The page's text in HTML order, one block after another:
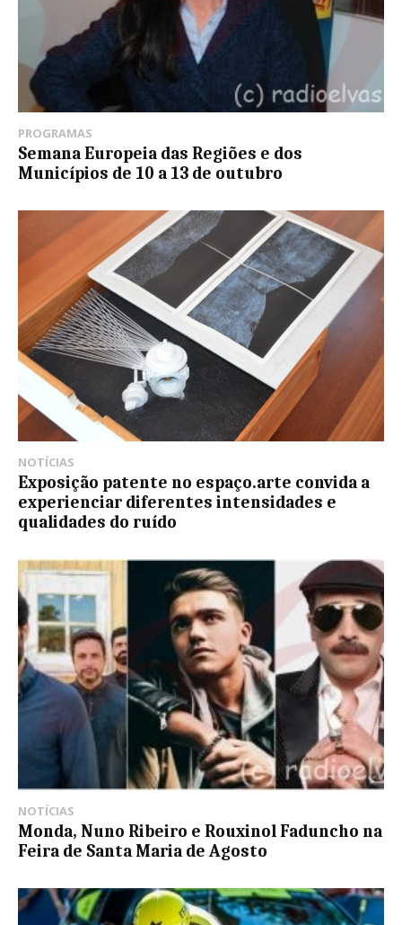
PROGRAMAS
Semana Europeia das Regiões e dos
Municípios de 10 a 13 de outubro
NOTÍCIAS
Exposição patente no espaço.arte convida a
experienciar diferentes intensidades e
qualidades do ruído
NOTÍCIAS
Monda, Nuno Ribeiro e Rouxinol Faduncho na
Feira de Santa Maria de Agosto